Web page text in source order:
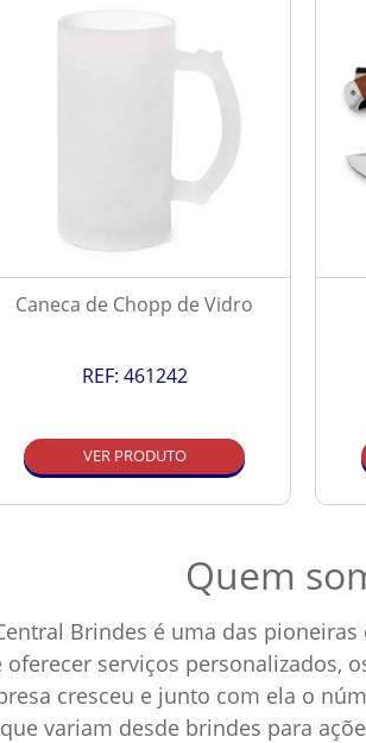
Caneca de Chopp de Vidro
REF: 461242
VER PRODUTO
Quem
Brindes é uma das
serviços personalizados,
cresceu e junto com ela o
variam desde brindes para